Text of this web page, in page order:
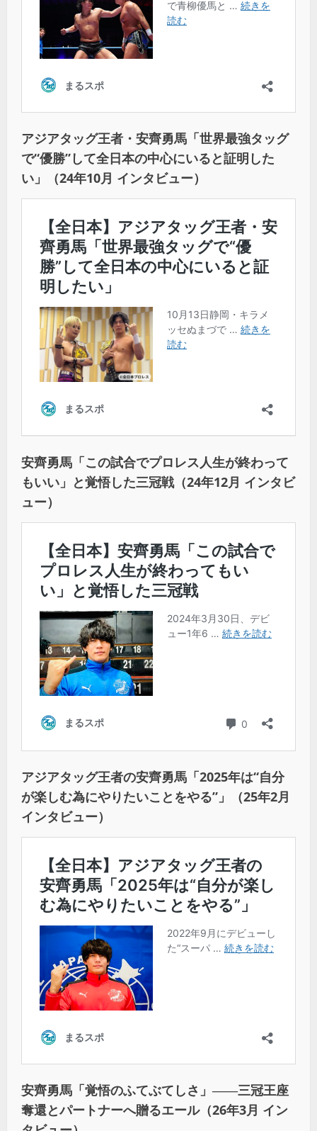
アジアタッグ王者・安齊勇馬「世界最強タッグ
で“優勝”して全日本の中心にいると証明した
い」（24年10月 インタビュー）
安齊勇馬「この試合でプロレス人生が終わって
もいい」と覚悟した三冠戦（24年12月 インタビ
ュー）
アジアタッグ王者の安齊勇馬「2025年は“自分
が楽しむ為にやりたいことをやる”」（25年2月
インタビュー）
安齊勇馬「覚悟のふてぶてしさ」――三冠王座
奪還とパートナーへ贈るエール（26年3月 イン